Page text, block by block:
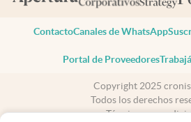
ContactoCanales de WhatsApp
Portal de Proveedores
Copyright 2025
Todos los derechos
Términos y